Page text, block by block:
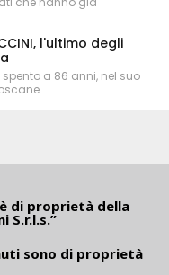
l'ultimo degli
a 86 anni, nel suo
è di proprietà della
S.r.l.s.”
sono di proprietà